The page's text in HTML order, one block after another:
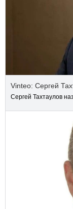
Vinteo: Сергей
Сергей Тахтаулов